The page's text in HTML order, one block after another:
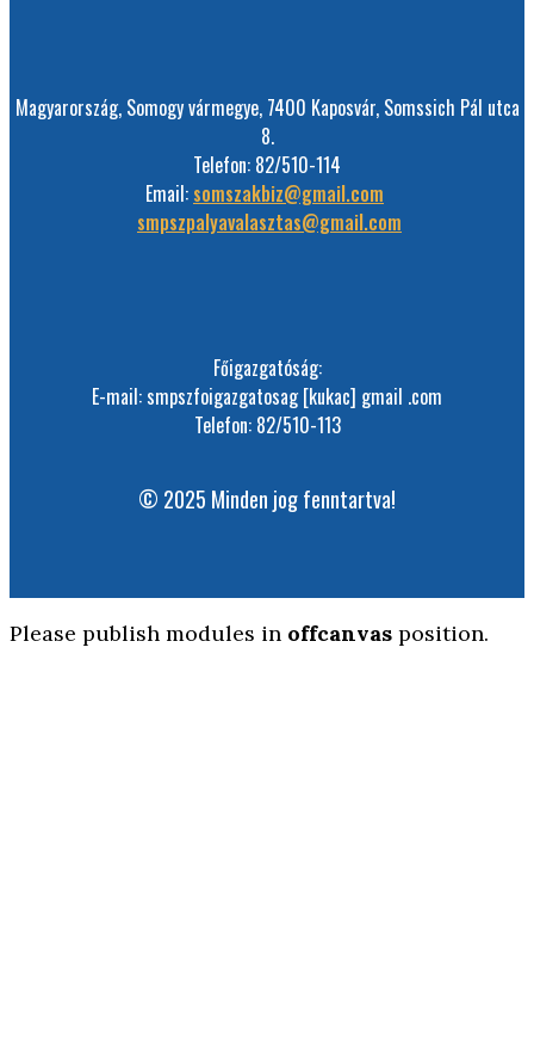
Magyarország, Somogy vármegye, 7400 Kaposvár, Somssich Pál utca
8.
Telefon: 82/510-114
Email: somszakbiz@gmail.com
smpszpalyavalasztas@gmail.com
Főigazgatóság:
E-mail: smpszfoigazgatosag [kukac] gmail .com
Telefon: 82/510-113
© 2025 Minden jog fenntartva!
Please publish modules in offcanvas position.